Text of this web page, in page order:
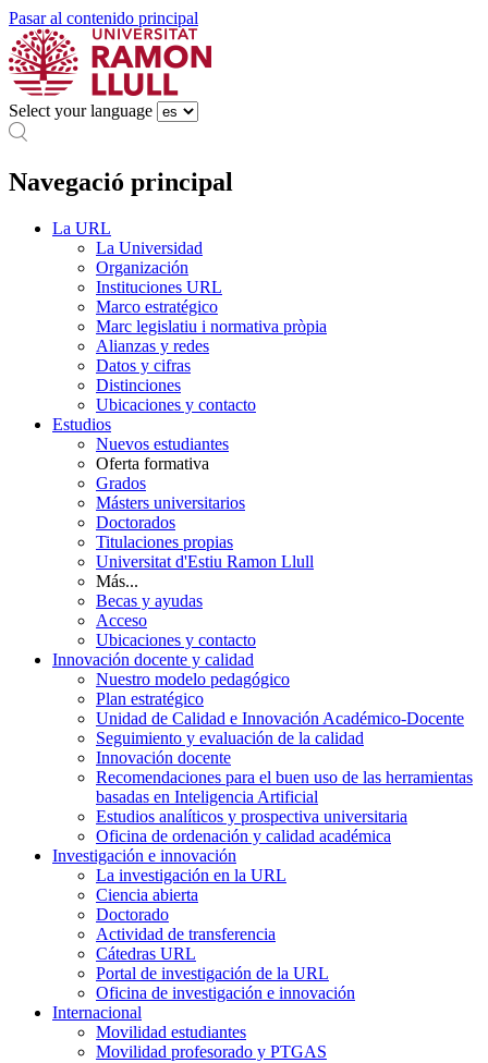
Pasar al contenido principal
Select your language
Navegació principal
La URL
La Universidad
Organización
Instituciones URL
Marco estratégico
Marc legislatiu i normativa pròpia
Alianzas y redes
Datos y cifras
Distinciones
Ubicaciones y contacto
Estudios
Nuevos estudiantes
Oferta formativa
Grados
Másters universitarios
Doctorados
Titulaciones propias
Universitat d'Estiu Ramon Llull
Más...
Becas y ayudas
Acceso
Ubicaciones y contacto
Innovación docente y calidad
Nuestro modelo pedagógico
Plan estratégico
Unidad de Calidad e Innovación Académico-Docente
Seguimiento y evaluación de la calidad
Innovación docente
Recomendaciones para el buen uso de las herramientas
basadas en Inteligencia Artificial
Estudios analíticos y prospectiva universitaria
Oficina de ordenación y calidad académica
Investigación e innovación
La investigación en la URL
Ciencia abierta
Doctorado
Actividad de transferencia
Cátedras URL
Portal de investigación de la URL
Oficina de investigación e innovación
Internacional
Movilidad estudiantes
Movilidad profesorado y PTGAS